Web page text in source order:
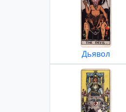
Дьявол